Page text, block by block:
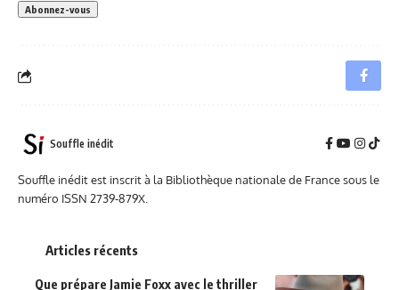
Souffle inédit
Souffle inédit est inscrit à la Bibliothèque nationale de France sous le
numéro ISSN 2739-879X.
Articles récents
Que prépare Jamie Foxx avec le thriller